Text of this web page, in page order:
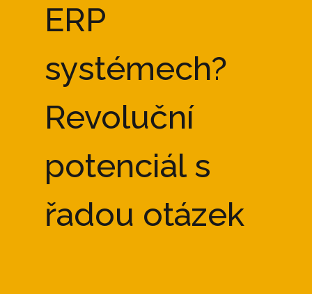
ERP
systémech?
Revoluční
potenciál s
řadou otázek